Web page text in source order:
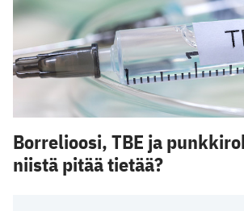
Borrelioosi, TBE ja
niistä pitää tietää?